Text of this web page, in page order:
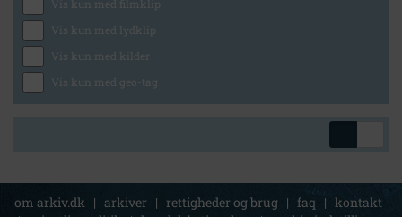
Vis kun med filmklip
Vis kun med lydklip
Vis kun med kilder
Vis kun med geo-tag
om arkiv.dk | arkiver | rettigheder og brug | faq | kontakt